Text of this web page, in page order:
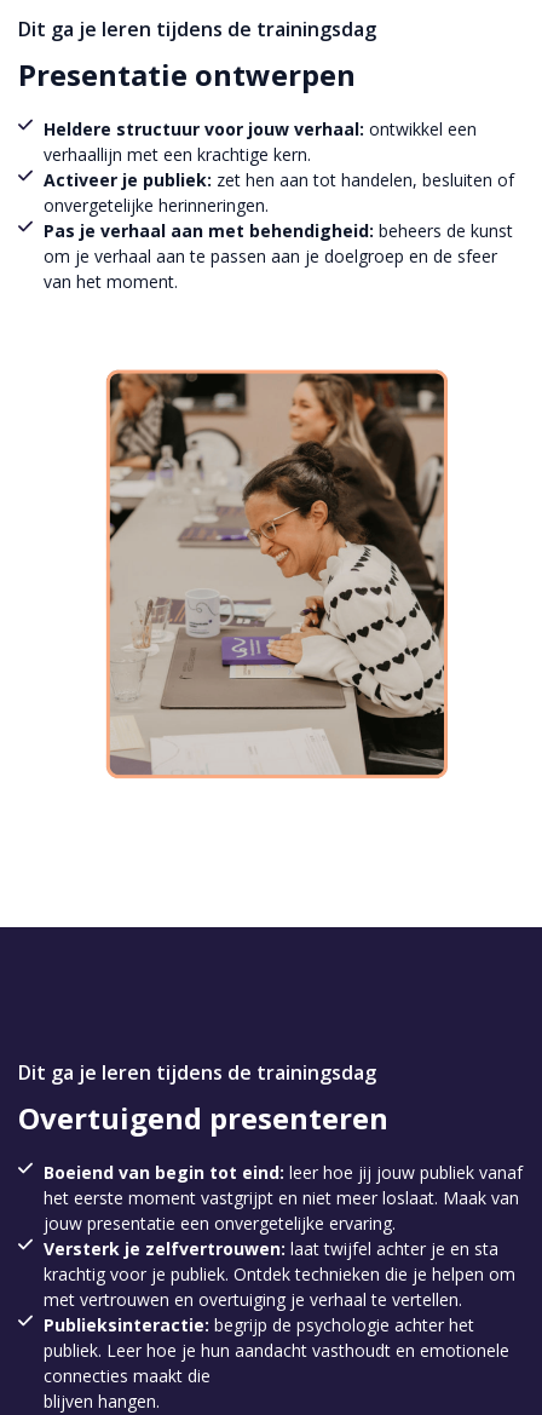
Dit ga je leren tijdens de trainingsdag
Presentatie ontwerpen
Heldere structuur voor jouw verhaal: ontwikkel een
verhaallijn met een krachtige kern.
Activeer je publiek: zet hen aan tot handelen, besluiten of
onvergetelijke herinneringen.
Pas je verhaal aan met behendigheid: beheers de kunst
om je verhaal aan te passen aan je doelgroep en de sfeer
van het moment.
Dit ga je leren tijdens de trainingsdag
Overtuigend presenteren
Boeiend van begin tot eind: leer hoe jij jouw publiek vanaf
het eerste moment vastgrijpt en niet meer loslaat. Maak van
jouw presentatie een onvergetelijke ervaring.
Versterk je zelfvertrouwen: laat twijfel achter je en sta
krachtig voor je publiek. Ontdek technieken die je helpen om
met vertrouwen en overtuiging je verhaal te vertellen.
Publieksinteractie: begrijp de psychologie achter het
publiek. Leer hoe je hun aandacht vasthoudt en emotionele
connecties maakt die
blijven hangen.